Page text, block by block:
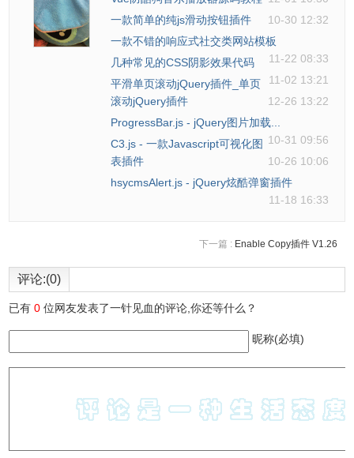
一款简单的纯js滑动按钮插件
10-30 12:32
一款不错的响应式社交类网站模板
11-22 08:33
几种常见的CSS阴影效果代码
11-02 13:21
平滑单页滚动jQuery插件_单页
滚动jQuery插件
12-26 13:22
ProgressBar.js - jQuery图片加载...
10-31 09:56
C3.js - 一款Javascript可视化图
表插件
10-26 10:06
hsycmsAlert.js - jQuery炫酷弹窗插件
11-18 16:33
下一篇 : Enable Copy插件 V1.26
评论:(0)
已有0 位网友发表了一针见血的评论,你还等什么？
昵称(必填)